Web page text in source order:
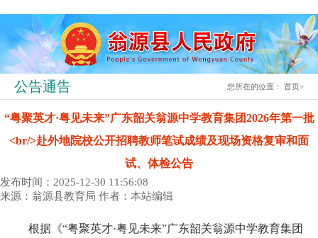
公告通告 您所在的位置：首页>
“粤聚英才·粤见未来”广东韶关翁源中学教育集团2026年第一批
<br/>赴外地院校公开招聘教师笔试成绩及现场资格复审和面
试、体检公告
发布时间：2025-12-30 11:56:08
来源：翁源县教育局 作者：本站编辑
根据《“粤聚英才·粤见未来”广东韶关翁源中学教育集团